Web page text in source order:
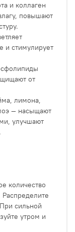
и коллаген
повышают
и стимулирует
от
лимона,
— насыщают
улучшают
количество
сильной
утром и